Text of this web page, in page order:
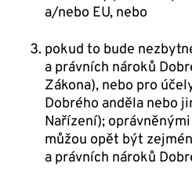
a/nebo EU, nebo
pokud to bude
a právních nároků
Zákona), nebo pro
Dobrého anděla nebo
Nařízení);
můžou opět být
a právních nároků